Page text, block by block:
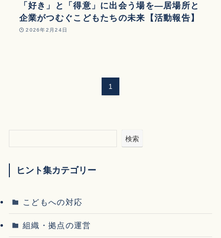
「好き」と「得意」に出会う場を―居場所と
企業がつむぐこどもたちの未来【活動報告】
2026年2月24日
1
検索
ヒント集カテゴリー
こどもへの対応
組織・拠点の運営